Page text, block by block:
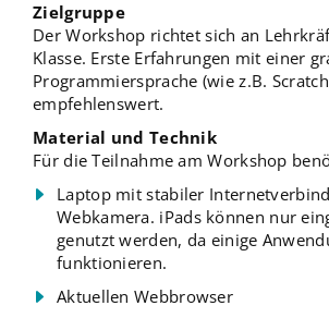
Zielgruppe
Der Workshop richtet sich an
Klasse. Erste Erfahrungen mit einer
Programmiersprache (wie z.B.
empfehlenswert.
Material und Technik
Für die Teilnahme am Workshop
Laptop mit stabiler
Webkamera. iPads können nur
genutzt werden, da einige
funktionieren.
Aktuellen Webbrowser